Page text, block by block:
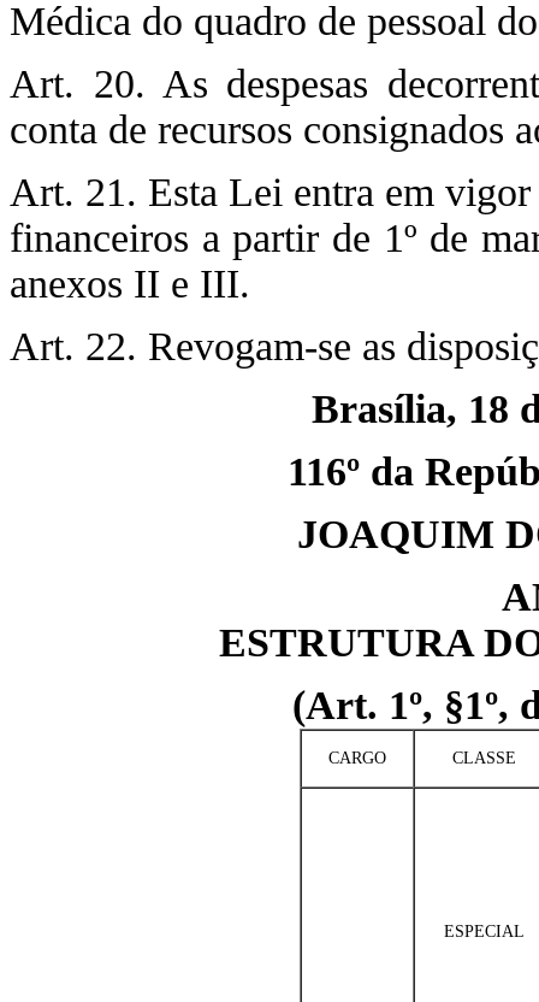
Médica do quadro de pessoal
Art. 20. As despesas
conta de recursos consignados
Art. 21. Esta Lei entra em
financeiros a partir de 1º de
anexos II e III.
Art. 22. Revogam-se as
Brasília, 18
116º da
JOAQUIM
ESTRUTURA
(Art. 1º, §1º,
CARGO CLASSE
ESPECIAL